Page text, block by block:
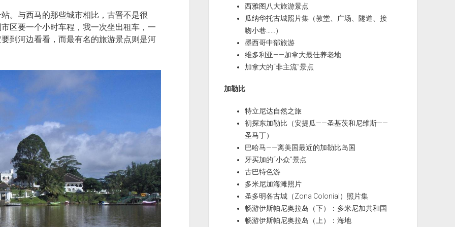
。与西马的那些城市相比，古晋不是很
区要一个小时车程，我一次坐出租车，一
到河边看看，而最有名的旅游景点则是河
西雅图八大旅游景点
瓜纳华托古城照片集（教堂、广场、隧道、接
吻小巷……）
墨西哥中部旅游
维多利亚——加拿大最佳养老地
加拿大的“非主流”景点
加勒比
特立尼达自然之旅
初探东加勒比（安提瓜——圣基茨和尼维斯——
圣马丁）
巴哈马——离美国最近的加勒比岛国
牙买加的“小众”景点
古巴特色游
多米尼加海滩照片
圣多明各古城（Zona Colonial）照片集
畅游伊斯帕尼奥拉岛（下）：多米尼加共和国
畅游伊斯帕尼奥拉岛（上）：海地